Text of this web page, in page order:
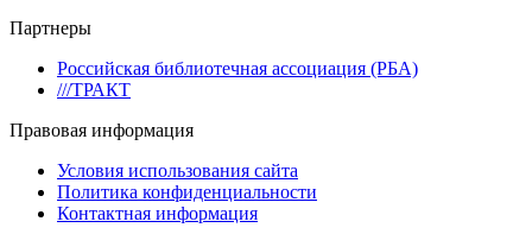
Партнеры
Российская библиотечная ассоциация (РБА)
///ТРАКТ
Правовая информация
Условия использования сайта
Политика конфиденциальности
Контактная информация